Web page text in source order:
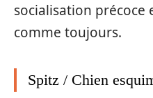
socialisation précoce
comme toujours.
Spitz / Chien